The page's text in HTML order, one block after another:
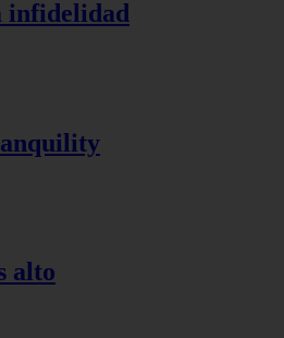
infidelidad
alto